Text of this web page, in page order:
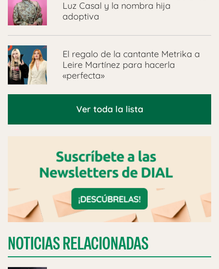
Luz Casal y la nombra hija
adoptiva
El regalo de la cantante Metrika a
Leire Martínez para hacerla
«perfecta»
Ver toda la lista
NOTICIAS RELACIONADAS